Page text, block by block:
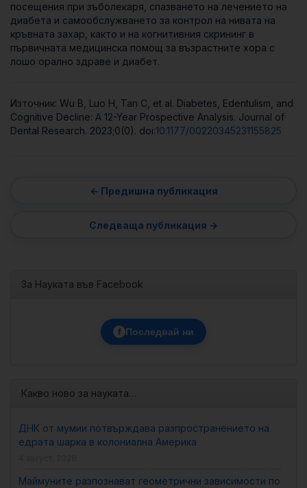
посещения при зъболекаря, спазването на лечението на
диабета и самообслужването за контрол на нивата на
кръвната захар, както и на когнитивния скрининг в
първичната медицинска помощ за възрастните хора с
лошо орално здраве и диабет.
Източник: Wu B, Luo H, Tan C, et al. Diabetes, Edentulism, and
Cognitive Decline: A 12-Year Prospective Analysis. Journal of
Dental Research. 2023;0(0). doi:10.1177/00220345231155825
За Науката във Facebook
f Последвай ни
Какво ново за науката…
ДНК от мумии потвърждава разпространението на
едрата шарка в колониална Америка
Маймуните разпознават геометрични зависимости по